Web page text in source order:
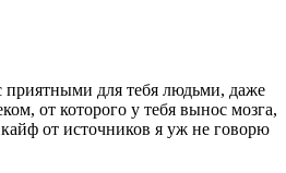
приятными для тебя людьми, даже
от которого у тебя вынос мозга,
от источников я уж не говорю